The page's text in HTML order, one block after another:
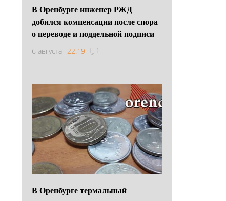
В Оренбурге инженер РЖД
добился компенсации после спора
о переводе и поддельной подписи
6 августа 22:19
В Оренбурге термальный